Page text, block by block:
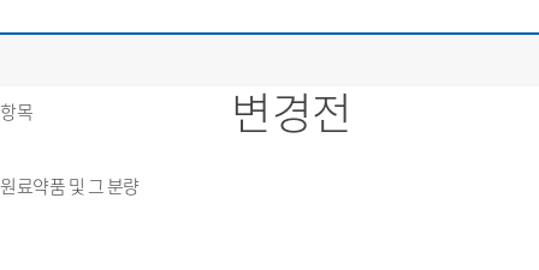
항목 변경전
원료약품 및 그 분량